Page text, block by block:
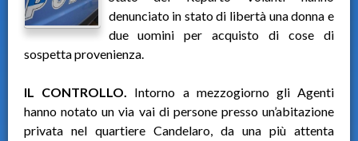
denunciato in stato di libertà una donna e
due uomini per acquisto di cose di
sospetta provenienza.
IL CONTROLLO. Intorno a mezzogiorno gli Agenti
hanno notato un via vai di persone presso un’abitazione
privata nel quartiere Candelaro, da una più attenta